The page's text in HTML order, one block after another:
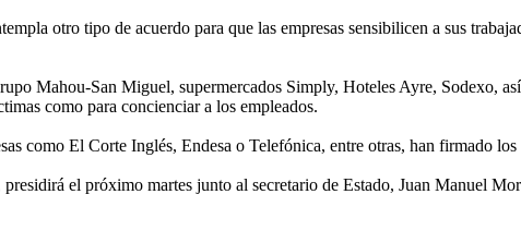
otro tipo de acuerdo para que las empresas sensibilicen a sus
Mahou-San Miguel, supermercados Simply, Hoteles Ayre, Sodexo,
como para concienciar a los empleados.
como El Corte Inglés, Endesa o Telefónica, entre otras, han firmado
el próximo martes junto al secretario de Estado, Juan Manuel